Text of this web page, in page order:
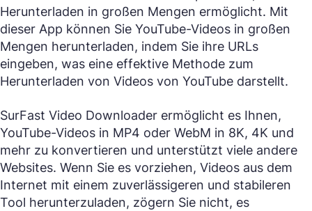
Herunterladen in großen Mengen ermöglicht. Mit
dieser App können Sie YouTube-Videos in großen
Mengen herunterladen, indem Sie ihre URLs
eingeben, was eine effektive Methode zum
Herunterladen von Videos von YouTube darstellt.
SurFast Video Downloader ermöglicht es Ihnen,
YouTube-Videos in MP4 oder WebM in 8K, 4K und
mehr zu konvertieren und unterstützt viele andere
Websites. Wenn Sie es vorziehen, Videos aus dem
Internet mit einem zuverlässigeren und stabileren
Tool herunterzuladen, zögern Sie nicht, es